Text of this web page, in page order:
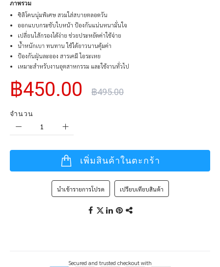
ภาพรวม
ซิลิโคนนุ่มพิเศษ สวมใส่สบายตลอดวัน
ออกแบบกระชับใบหน้า ป้องกันแน่นหนามั่นใจ
เปลี่ยนไส้กรองได้ง่าย ช่วยประหยัดค่าใช้จ่าย
น้ำหนักเบา ทนทาน ใช้ได้ยาวนานคุ้มค่า
ป้องกันฝุ่นละออง สารเคมี ไอระเหย
เหมาะสำหรับงานอุตสาหกรรม และใช้งานทั่วไป
฿450.00 ฿495.00
จำนวน
เพิ่มสินค้าในตะกร้า
นำเข้ารายการโปรด เปรียบเทียบสินค้า
Secured and trusted checkout with